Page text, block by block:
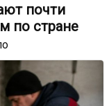
почти
по стране